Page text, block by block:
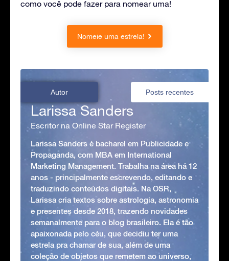
como você pode fazer para nomear uma!
Nomeie uma estrela!
Autor Posts recentes
Larissa Sanders
Escritor na Online Star Register
Larissa Sanders é bacharel em Publicidade e
Propaganda, com MBA em International
Marketing Management. Trabalha na área há 12
anos - principalmente escrevendo, editando e
traduzindo conteúdos digitais. Na OSR,
Larissa cria textos sobre astrologia, astronomia
e presentes desde 2018, trazendo novidades
semanalmente para o blog brasileiro. Ela é tão
apaixonada pelo céu, que decidiu ter uma
estrela pra chamar de sua, além de uma
coleção de objetos que remetem ao universo,